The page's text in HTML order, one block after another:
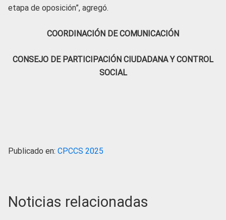
etapa de oposición”, agregó.
COORDINACIÓN DE COMUNICACIÓN
CONSEJO DE PARTICIPACIÓN CIUDADANA Y CONTROL
SOCIAL
Publicado en: CPCCS 2025
Noticias relacionadas